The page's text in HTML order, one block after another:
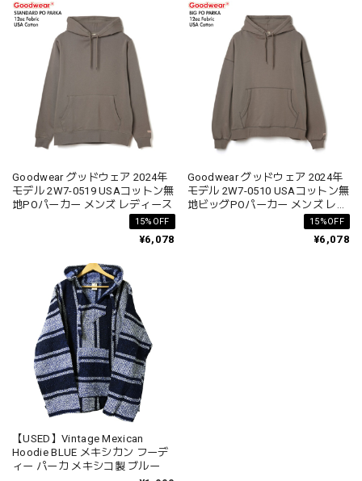
Goodwear グッドウェア 2024年
モデル 2W7-0519 USAコットン無
地POパーカー メンズ レディース
15%OFF
¥6,078
Goodwear グッドウェア 2024年
モデル 2W7-0510 USAコットン無
地ビッグPOパーカー メンズ レデ
15%OFF
¥6,078
【USED】Vintage Mexican
Hoodie BLUE メキシカン フーデ
ィー パーカ メキシコ製 ブルー